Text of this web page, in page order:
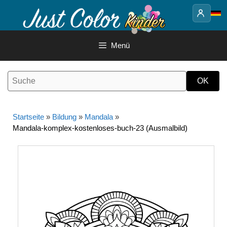
Inhalt
Menü
Startseite » Bildung » Mandala »
Mandala-komplex-kostenloses-buch-23 (Ausmalbild)